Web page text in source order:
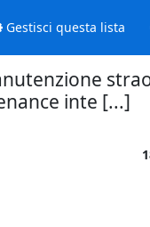
Gestisci questa lista
inte [...]